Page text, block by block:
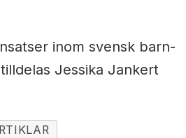
inom svensk barn-
Jessika Jankert